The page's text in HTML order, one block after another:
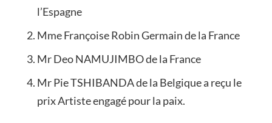
l’Espagne
Mme Françoise Robin Germain de la France
Mr Deo NAMUJIMBO de la France
Mr Pie TSHIBANDA de la Belgique a reçu le
prix Artiste engagé pour la paix.